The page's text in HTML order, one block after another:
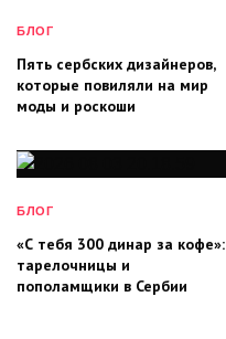
БЛОГ
Пять сербских дизайнеров,
которые повиляли на мир
моды и роскоши
БЛОГ
«С тебя 300 динар за кофе»:
тарелочницы и
пополамщики в Сербии